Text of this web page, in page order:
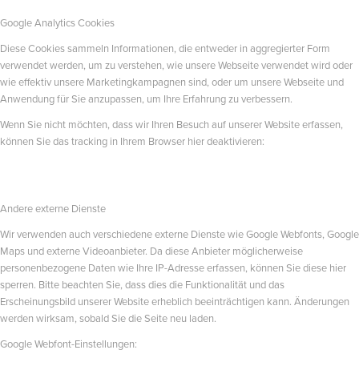
Google Analytics Cookies
Diese Cookies sammeln Informationen, die entweder in aggregierter Form
verwendet werden, um zu verstehen, wie unsere Webseite verwendet wird oder
wie effektiv unsere Marketingkampagnen sind, oder um unsere Webseite und
Anwendung für Sie anzupassen, um Ihre Erfahrung zu verbessern.
Wenn Sie nicht möchten, dass wir Ihren Besuch auf unserer Website erfassen,
können Sie das tracking in Ihrem Browser hier deaktivieren:
Andere externe Dienste
Wir verwenden auch verschiedene externe Dienste wie Google Webfonts, Google
Maps und externe Videoanbieter. Da diese Anbieter möglicherweise
personenbezogene Daten wie Ihre IP-Adresse erfassen, können Sie diese hier
sperren. Bitte beachten Sie, dass dies die Funktionalität und das
Erscheinungsbild unserer Website erheblich beeinträchtigen kann. Änderungen
werden wirksam, sobald Sie die Seite neu laden.
Google Webfont-Einstellungen: